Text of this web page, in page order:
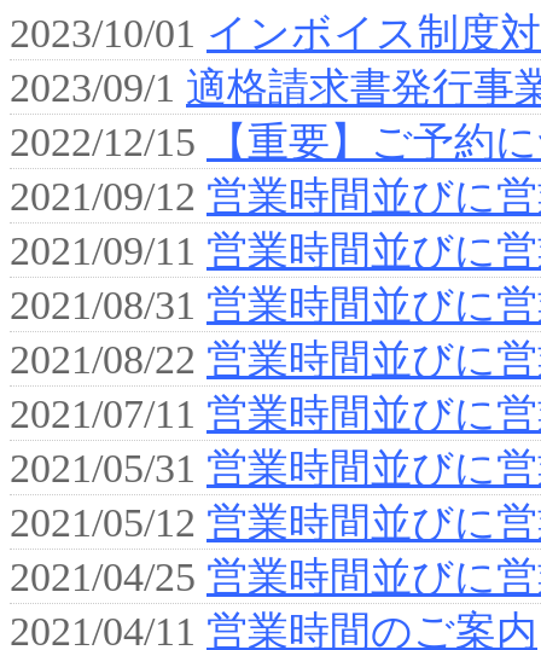
2023/10/01 インボイス制度
2023/09/1 適格請求書発行事
2022/12/15
【重要】ご予約
2021/09/12 営業時間並びに
2021/09/11 営業時間並びに
2021/08/31 営業時間並びに
2021/08/22 営業時間並びに
2021/07/11 営業時間並びに
2021/05/31 営業時間並びに
2021/05/12 営業時間並びに
2021/04/25 営業時間並びに
2021/04/11 営業時間のご案内